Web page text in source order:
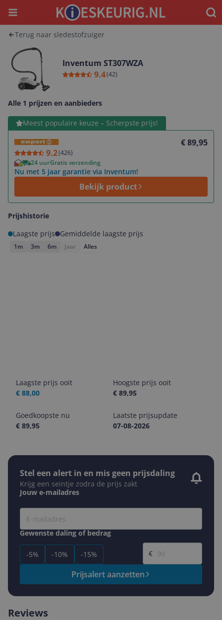
Menu
Terug naar sledestofzuiger
Inventum ST307WZA
9.4(42)
Alle 1 prijzen en aanbieders
Meest populaire keuze – Scherpste prijs!
9.2(426)
€ 89,95
24 uurGratis verzending
Nu met 5 jaar garantie via Inventum!
Bekijk product
Bekijk product
Prijshistorie
Laagste prijs
Gemiddelde laagste prijs
1m 3m 6m Jaar Alles
Laagste prijs ooit
€ 88,00
Hoogste prijs ooit
€ 89,95
Goedkoopste nu
€ 89,95
Laatste prijsupdate
07-08-2026
Stel een alert in en mis geen prijsdaling
Krijg een seintje zodra de prijs zakt
Jouw e-mailadres
Gewenste daling of bedrag
-5% -10% -15%
Gewenste prijs
€
Prijsalert aanzetten
Reviews